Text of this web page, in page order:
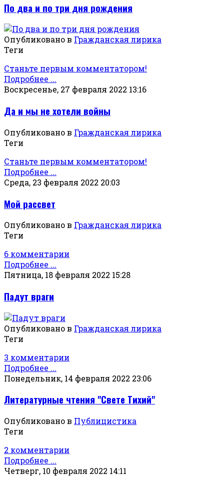
По два и по три дня рождения
Опубликовано в Гражданская лирика
Теги
Станьте первым комментатором!
Подробнее ...
Воскресенье, 27 февраля 2022 13:16
Да и мы не хотели войны
Опубликовано в Гражданская лирика
Теги
Станьте первым комментатором!
Подробнее ...
Среда, 23 февраля 2022 20:03
Мой рассвет
Опубликовано в Гражданская лирика
Теги
6 комментарии
Подробнее ...
Пятница, 18 февраля 2022 15:28
Падут враги
Опубликовано в Гражданская лирика
Теги
3 комментарии
Подробнее ...
Понедельник, 14 февраля 2022 23:06
Литературные чтения "Свете Тихий"
Опубликовано в Публицистика
Теги
2 комментарии
Подробнее ...
Четверг, 10 февраля 2022 14:11